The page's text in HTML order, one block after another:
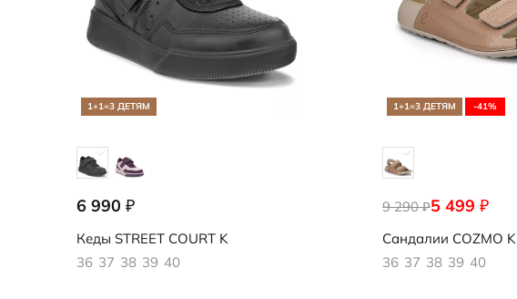
1+1=3 ДЕТЯМ
6 990 ₽
725333/51094
Кеды STREET COURT K
36 37 38 39 40
1+1=3 ДЕТЯМ -41%
5 499 ₽
9 290₽
700443/04084
Сандалии COZMO K
36 37 38 39 40